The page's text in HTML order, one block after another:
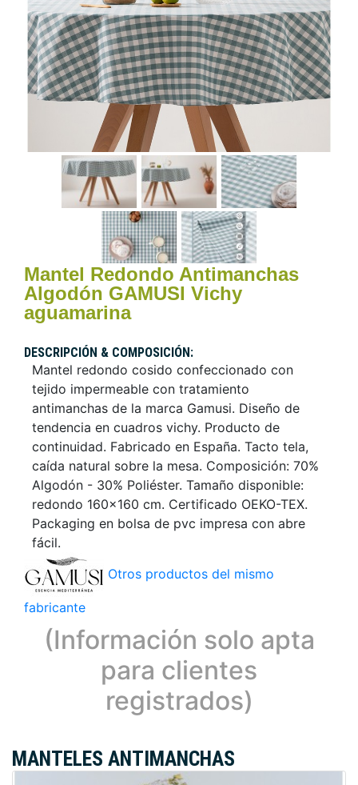
Mantel Redondo Antimanchas
Algodón GAMUSI Vichy
aguamarina
DESCRIPCIÓN & COMPOSICIÓN:
Mantel redondo cosido confeccionado con
tejido impermeable con tratamiento
antimanchas de la marca Gamusi. Diseño de
tendencia en cuadros vichy. Producto de
continuidad. Fabricado en España. Tacto tela,
caída natural sobre la mesa. Composición: 70%
Algodón - 30% Poliéster. Tamaño disponible:
redondo 160x160 cm. Certificado OEKO-TEX.
Packaging en bolsa de pvc impresa con abre
fácil.
Otros productos del mismo
fabricante
(Información solo apta
para clientes
registrados)
MANTELES ANTIMANCHAS